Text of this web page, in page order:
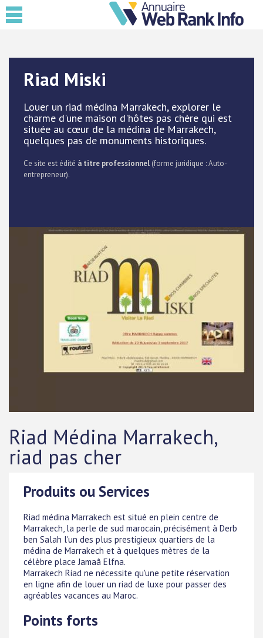
Riad Miski
Louer un riad médina Marrakech, explorer le
charme d'une maison d'hôtes pas chère qui est
située au cœur de la médina de Marrakech,
quelques pas de monuments historiques.
Ce site est édité à titre professionnel (forme juridique : Auto-
entrepreneur).
Riad Médina Marrakech,
riad pas cher
Produits ou Services
Riad médina Marrakech est situé en plein centre de
Marrakech, la perle de sud marocain, précisément à Derb
ben Salah l'un des plus prestigieux quartiers de la
médina de Marrakech et à quelques mètres de la
célèbre place Jamaâ Elfna.
Marrakech Riad ne nécessite qu'une petite réservation
en ligne afin de louer un riad de luxe pour passer des
agréables vacances au Maroc.
Points forts